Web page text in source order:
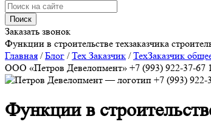
Поиск
Заказать звонок
Функции в строительстве техзаказчика
Главная /Блог /Тех Заказчик /ТехЗаказчик
ООО «Петров Девелопмент» +7 (993) 922-37-67
+7 (993) 922-
Функции в